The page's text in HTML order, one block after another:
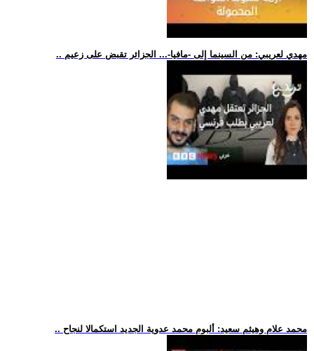
.. مهدي لعريبي: من السينما إلى -مافيا-... الجزائر تقبض على زعيم
.. محمد علام وهيثم سعيد: ألبوم محمد عدوية الجديد استكمالا لنجاح